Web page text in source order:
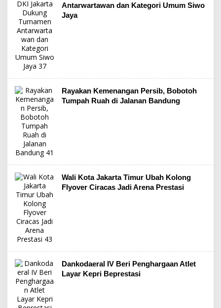
Antarwartawan dan Kategori Umum Siwo
Jaya
Rayakan Kemenangan Persib, Bobotoh
Tumpah Ruah di Jalanan Bandung
Wali Kota Jakarta Timur Ubah Kolong
Flyover Ciracas Jadi Arena Prestasi
Dankodaeral IV Beri Penghargaan Atlet
Layar Kepri Beprestasi